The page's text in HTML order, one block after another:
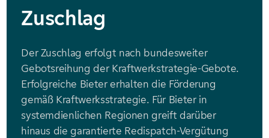
Zuschlag
Der Zuschlag erfolgt nach bundesweiter
Gebotsreihung der Kraftwerkstrategie-Gebote.
Erfolgreiche Bieter erhalten die Förderung
gemäß Kraftwerksstrategie. Für Bieter in
systemdienlichen Regionen greift darüber
hinaus die garantierte Redispatch-Vergütung